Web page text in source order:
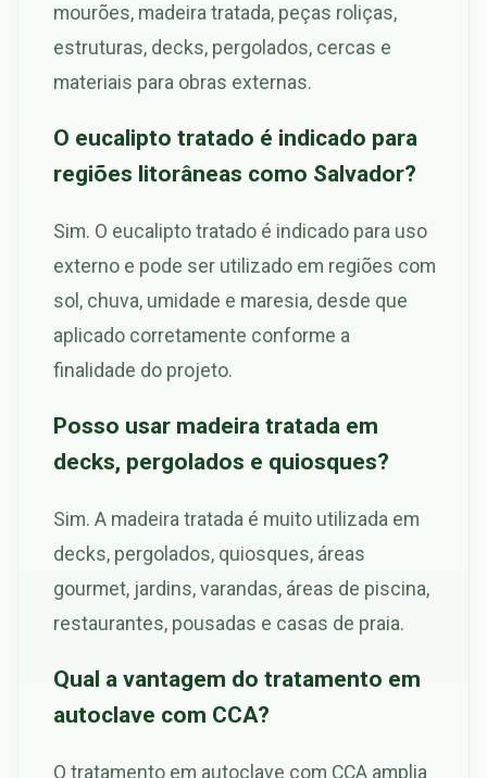
mourões, madeira tratada, peças roliças,
estruturas, decks, pergolados, cercas e
materiais para obras externas.
O eucalipto tratado é indicado para
regiões litorâneas como Salvador?
Sim. O eucalipto tratado é indicado para uso
externo e pode ser utilizado em regiões com
sol, chuva, umidade e maresia, desde que
aplicado corretamente conforme a
finalidade do projeto.
Posso usar madeira tratada em
decks, pergolados e quiosques?
Sim. A madeira tratada é muito utilizada em
decks, pergolados, quiosques, áreas
gourmet, jardins, varandas, áreas de piscina,
restaurantes, pousadas e casas de praia.
Qual a vantagem do tratamento em
autoclave com CCA?
O tratamento em autoclave com CCA amplia